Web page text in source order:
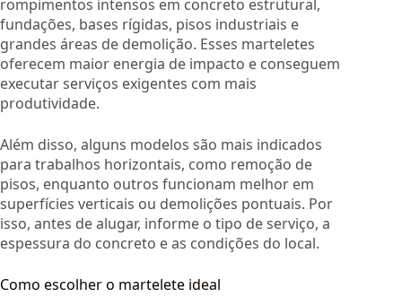
rompimentos intensos em concreto estrutural,
fundações, bases rígidas, pisos industriais e
grandes áreas de demolição. Esses marteletes
oferecem maior energia de impacto e conseguem
executar serviços exigentes com mais
produtividade.
Além disso, alguns modelos são mais indicados
para trabalhos horizontais, como remoção de
pisos, enquanto outros funcionam melhor em
superfícies verticais ou demolições pontuais. Por
isso, antes de alugar, informe o tipo de serviço, a
espessura do concreto e as condições do local.
Como escolher o martelete ideal